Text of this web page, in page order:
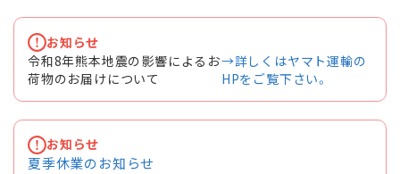
お知らせ
令和8年熊本地震の影響によるお
荷物のお届けについて
→詳しくはヤマト運輸の
HPをご覧下さい。
お知らせ
夏季休業のお知らせ